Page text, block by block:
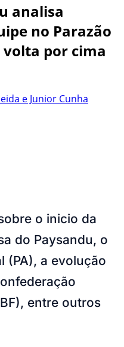
analisa
no Parazão
volta por cima
e Junior Cunha
o inicio da
do Paysandu, o
(PA), a evolução
entre outros